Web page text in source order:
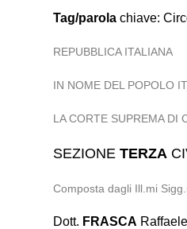
Tag/parola chiave:
REPUBBLICA ITALIANA
IN NOME DEL POPOLO
LA CORTE SUPREMA DI
SEZIONETERZA
Composta dagli Ill.mi
Dott. FRASCA